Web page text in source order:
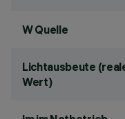
W Quelle
Lichtausbeute
Wert)